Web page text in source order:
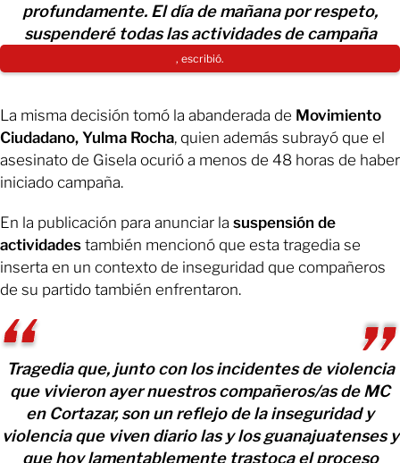
profundamente. El día de mañana por respeto,
suspenderé todas las actividades de campaña
, escribió.
La misma decisión tomó la abanderada de Movimiento
Ciudadano, Yulma Rocha, quien además subrayó que el
asesinato de Gisela ocurió a menos de 48 horas de haber
iniciado campaña.
En la publicación para anunciar la suspensión de
actividades también mencionó que esta tragedia se
inserta en un contexto de inseguridad que compañeros
de su partido también enfrentaron.
Tragedia que, junto con los incidentes de violencia
que vivieron ayer nuestros compañeros/as de MC
en Cortazar, son un reflejo de la inseguridad y
violencia que viven diario las y los guanajuatenses y
que hoy lamentablemente trastoca el proceso